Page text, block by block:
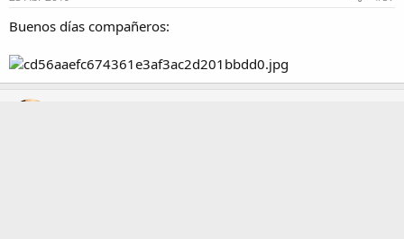
Buenos días compañeros: